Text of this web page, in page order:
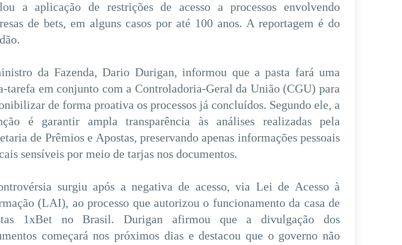
a aplicação de restrições de acesso a processos envolvendo
de bets, em alguns casos por até 100 anos. A reportagem é do
da Fazenda, Dario Durigan, informou que a pasta fará uma
tarefa em conjunto com a Controladoria-Geral da União (CGU) para
de forma proativa os processos já concluídos. Segundo ele, a
é garantir ampla transparência às análises realizadas pela
de Prêmios e Apostas, preservando apenas informações pessoais
sensíveis por meio de tarjas nos documentos.
surgiu após a negativa de acesso, via Lei de Acesso à
(LAI), ao processo que autorizou o funcionamento da casa de
1xBet no Brasil. Durigan afirmou que a divulgação dos
começará nos próximos dias e destacou que o governo não